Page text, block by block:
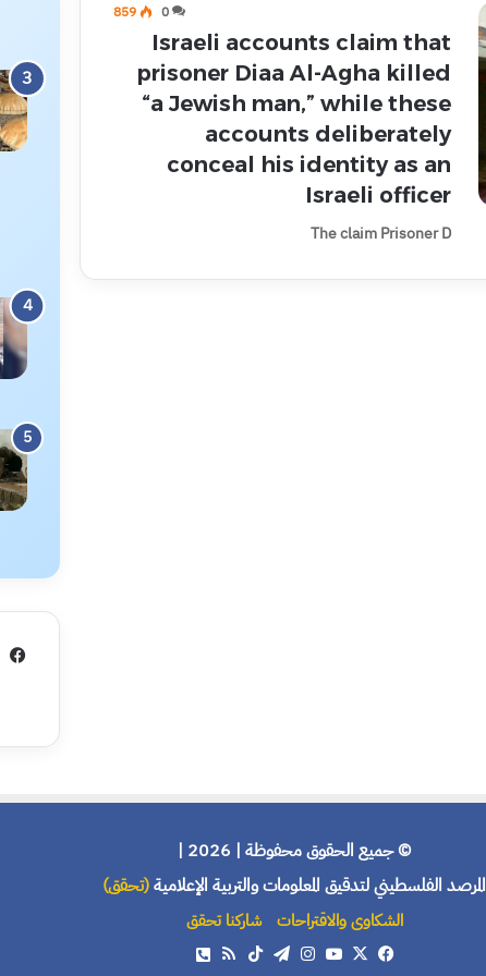
0
859
Israeli accounts claim that
prisoner Diaa Al-Agha killed
“a Jewish man,” while these
accounts deliberately
conceal his identity as an
Israeli officer
The claim Prisoner D
© جميع الحقوق محفوظة | 2026 |
المرصد الفلسطيني لتدقيق المعلومات والتربية الإعلامية(تحقق)
الشكاوى والاقتراحات
شاركنا تحقق
فيسبوك
X يوتيوبانستقرامتيلقرام‫TikTokملخص